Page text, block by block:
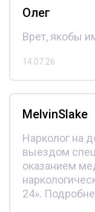
Олег
Врет, якобы
14.07.26
MelvinSlake
Нарколог на
выездом
оказанием
24».